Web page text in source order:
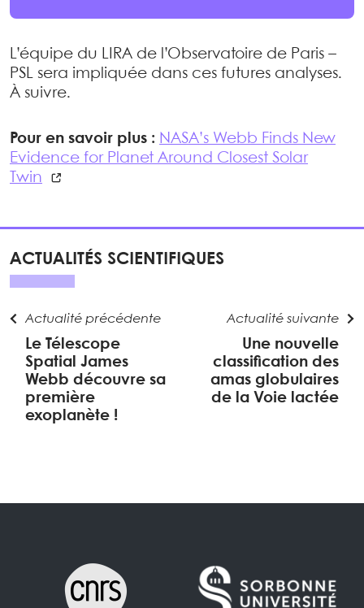
L’équipe du LIRA de l’Observatoire de Paris –
PSL sera impliquée dans ces futures analyses.
À suivre.
Pour en savoir plus : NASA’s Webb Finds New
Evidence for Planet Around Closest Solar
Twin
ACTUALITÉS SCIENTIFIQUES
Actualité précédente
Le Télescope
Spatial James
Webb découvre sa
première
exoplanète !
Actualité suivante
Une nouvelle
classification des
amas globulaires
de la Voie lactée